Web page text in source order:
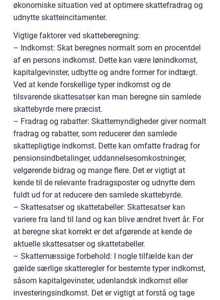
økonomiske situation ved at optimere skattefradrag og
udnytte skatteincitamenter.
Vigtige faktorer ved skatteberegning:
– Indkomst: Skat beregnes normalt som en procentdel
af en persons indkomst. Dette kan være lønindkomst,
kapitalgevinster, udbytte og andre former for indtægt.
Ved at kende forskellige typer indkomst og de
tilsvarende skattesatser kan man beregne sin samlede
skattebyrde mere præcist.
– Fradrag og rabatter: Skattemyndigheder giver normalt
fradrag og rabatter, som reducerer den samlede
skattepligtige indkomst. Dette kan omfatte fradrag for
pensionsindbetalinger, uddannelsesomkostninger,
velgørende bidrag og mange flere. Det er vigtigt at
kende til de relevante fradragsposter og udnytte dem
fuldt ud for at reducere den samlede skattebyrde.
– Skattesatser og skattetabeller: Skattesatser kan
variere fra land til land og kan blive ændret hvert år. For
at beregne skat korrekt er det afgørende at kende de
aktuelle skattesatser og skattetabeller.
– Skattemæssige forbehold: I nogle tilfælde kan der
gælde særlige skatteregler for bestemte typer indkomst,
såsom kapitalgevinster, udenlandsk indkomst eller
investeringsindkomst. Det er vigtigt at forstå og tage